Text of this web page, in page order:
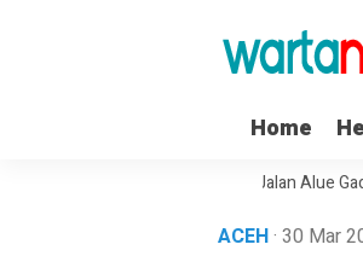
Home
Proyek Jalan Alue
ACEH· 30 Mar